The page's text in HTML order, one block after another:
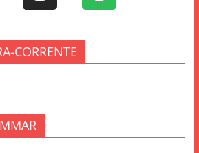
CORRENTE